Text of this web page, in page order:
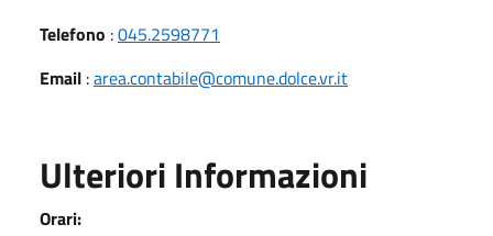
Telefono :045.2598771
Email :area.contabile@comune.dolce.vr.it
Ulteriori Informazioni
Orari: